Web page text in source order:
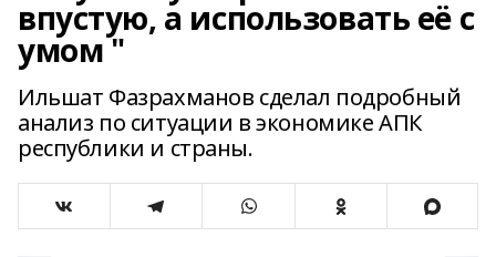
впустую, а использовать её с
умом "
Ильшат Фазрахманов сделал подробный
анализ по ситуации в экономике АПК
республики и страны.